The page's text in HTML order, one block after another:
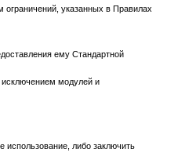
указанных в Правилах
ему Стандартной
исключением модулей и
использование, либо заключить